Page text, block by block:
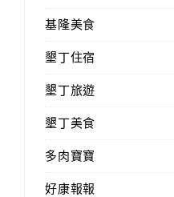
基隆美食
墾丁住宿
墾丁旅遊
墾丁美食
多肉寶寶
好康報報